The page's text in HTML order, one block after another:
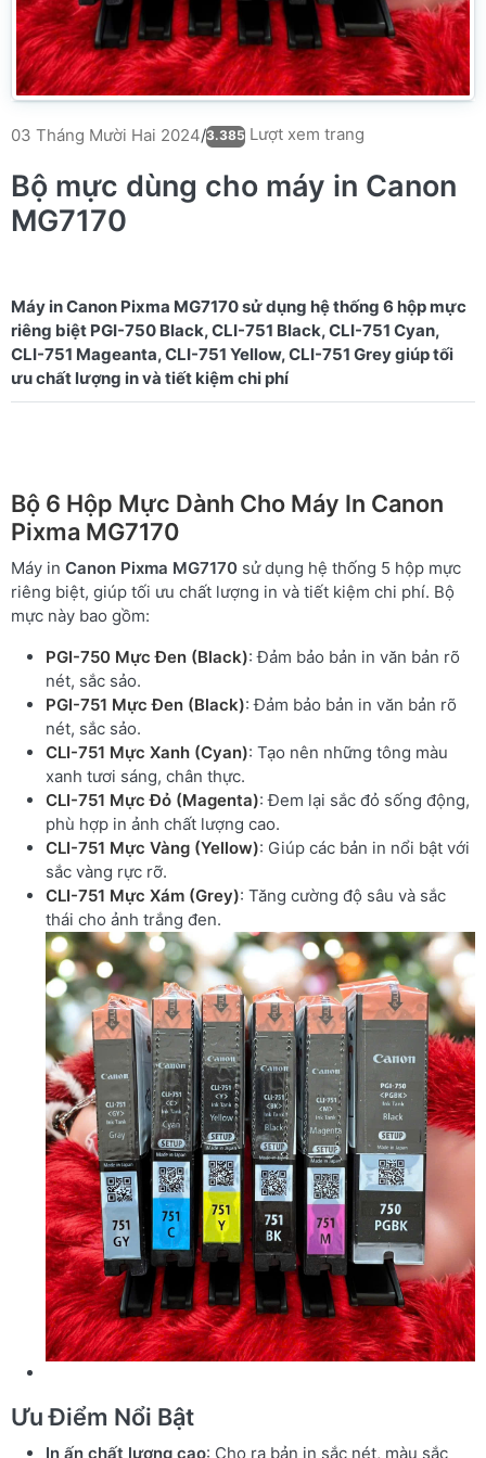
03 Tháng Mười Hai 2024/3.385 Lượt xem trang
Bộ mực dùng cho máy in Canon
MG7170
Máy in Canon Pixma MG7170 sử dụng hệ thống 6 hộp mực
riêng biệt PGI-750 Black, CLI-751 Black, CLI-751 Cyan,
CLI-751 Mageanta, CLI-751 Yellow, CLI-751 Grey giúp tối
Bộ 6 Hộp Mực Dành Cho Máy In Canon
Pixma MG7170
Máy in Canon Pixma MG7170 sử dụng hệ thống 5 hộp mực
riêng biệt, giúp tối ưu chất lượng in và tiết kiệm chi phí. Bộ
mực này bao gồm:
PGI-750 Mực Đen (Black): Đảm bảo bản in văn bản rõ
nét, sắc sảo.
PGI-751 Mực Đen (Black): Đảm bảo bản in văn bản rõ
nét, sắc sảo.
CLI-751 Mực Xanh (Cyan): Tạo nên những tông màu
xanh tươi sáng, chân thực.
CLI-751 Mực Đỏ (Magenta): Đem lại sắc đỏ sống động,
phù hợp in ảnh chất lượng cao.
CLI-751 Mực Vàng (Yellow): Giúp các bản in nổi bật với
sắc vàng rực rỡ.
CLI-751 Mực Xám (Grey): Tăng cường độ sâu và sắc
thái cho ảnh trắng đen.
Ưu Điểm Nổi Bật
In ấn chất lượng cao: Cho ra bản in sắc nét, màu sắc